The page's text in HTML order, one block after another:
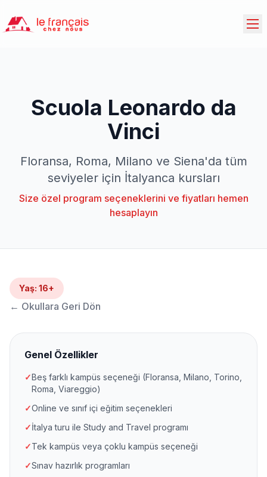
Scuola Leonardo da
Vinci
Floransa, Roma, Milano ve Siena'da tüm
seviyeler için İtalyanca kursları
Size özel program seçeneklerini ve fiyatları hemen
hesaplayın
Yaş: 16+
← Okullara Geri Dön
Genel Özellikler
✓Beş farklı kampüs seçeneği (Floransa, Milano, Torino,
Roma, Viareggio)
✓Online ve sınıf içi eğitim seçenekleri
✓İtalya turu ile Study and Travel programı
✓Tek kampüs veya çoklu kampüs seçeneği
✓Sınav hazırlık programları